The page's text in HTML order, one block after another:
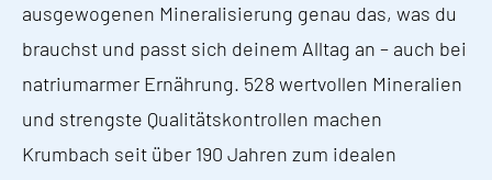
ausgewogenen Mineralisierung genau das, was du
brauchst und passt sich deinem Alltag an – auch bei
natriumarmer Ernährung. 528 wertvollen Mineralien
und strengste Qualitätskontrollen machen
Krumbach seit über 190 Jahren zum idealen